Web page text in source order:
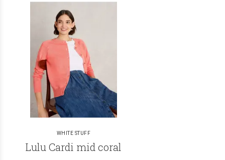
WHITE STUFF
Lulu Cardi mid coral